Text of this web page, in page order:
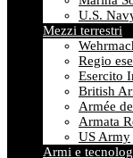
U.S.
Mezzi terrestri
Regio
Esercito
British
Armée
Armata
US Army
Armi e